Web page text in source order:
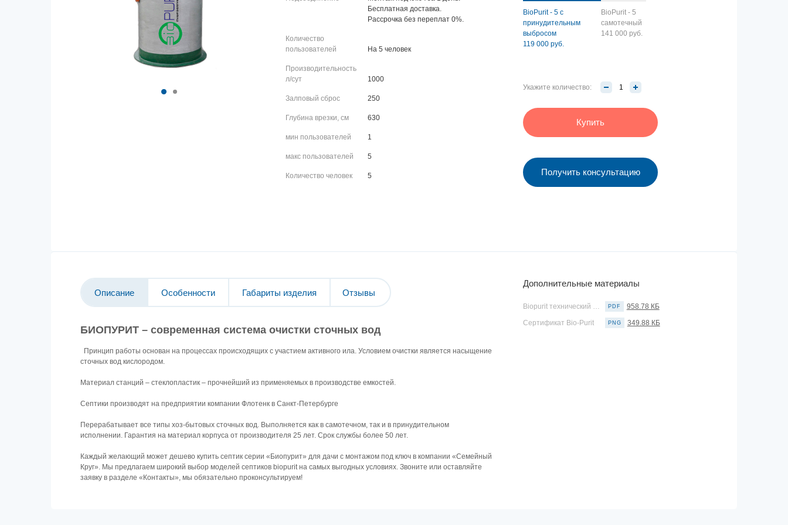
Бесплатная доставка.
Рассрочка без переплат 0%.
Количество
пользователей
На 5 человек
Производительность
л/сут
1000
Залповый сброс 250
Глубина врезки, см 630
мин пользователей 1
макс пользователей 5
Количество человек 5
BioPurit - 5 с
принудительным
выбросом
119 000 руб.
BioPurit - 5
самотечный
141 000 руб.
Укажите количество:
Купить
Получить консультацию
Описание Особенности Габариты изделия Отзывы
БИОПУРИТ – современная система очистки сточных вод
Принцип работы основан на процессах происходящих с участием активного ила. Условием очистки является насыщение
сточных вод кислородом.
Материал станций – стеклопластик – прочнейший из применяемых в производстве емкостей.
Септики производят на предприятии компании Флотенк в Санкт-Петербурге
Перерабатывает все типы хоз-бытовых сточных вод. Выполняется как в самотечном, так и в принудительном
исполнении. Гарантия на материал корпуса от производителя 25 лет. Срок службы более 50 лет.
Каждый желающий может дешево купить септик серии «Биопурит» для дачи с монтажом под ключ в компании «Семейный
Круг». Мы предлагаем широкий выбор моделей септиков biopurit на самых выгодных условиях. Звоните или оставляйте
заявку в разделе «Контакты», мы обязательно проконсультируем!
Дополнительные материалы
Biopurit технический паспорт PDF
958.78 КБ
Сертификат Bio-Purit
PNG 349.88 КБ